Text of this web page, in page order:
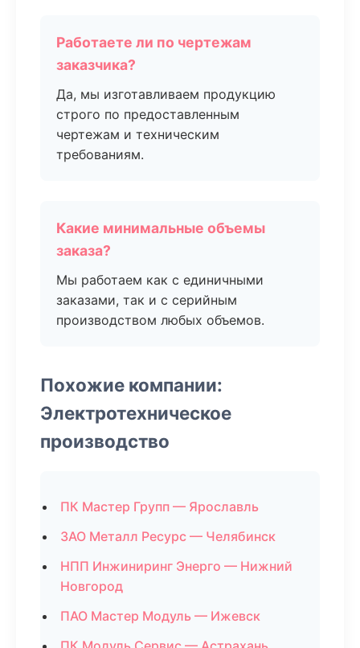
Работаете ли по чертежам
заказчика?
Да, мы изготавливаем продукцию
строго по предоставленным
чертежам и техническим
требованиям.
Какие минимальные объемы
заказа?
Мы работаем как с единичными
заказами, так и с серийным
производством любых объемов.
Похожие компании:
Электротехническое
производство
ПК Мастер Групп — Ярославль
ЗАО Металл Ресурс — Челябинск
НПП Инжиниринг Энерго — Нижний
Новгород
ПАО Мастер Модуль — Ижевск